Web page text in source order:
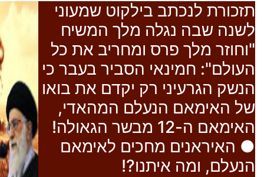
תזכורת לנכתב בילקוט שמעוני
לשנה שבה נגלה מלך המשיח
"וחוזר מלך פרס ומחריב את כל
העולם": חמינאי הסביר בעבר כי
הנשק הגרעיני רק יקדם את בואו
של האימאם הנעלם המהאדי,
האימאם ה-12 מבשר הגאולה!
● האיראנים מחכים לאימאם
הנעלם, ומה איתנו?!